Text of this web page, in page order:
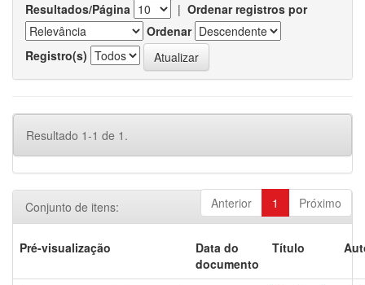
Resultados/Página | Ordenar registros por
Ordenar
Registro(s)
Resultado 1-1 de 1.
Anterior 1 Próximo
Conjunto de itens:
Pré-visualização
Data do
documento
Título